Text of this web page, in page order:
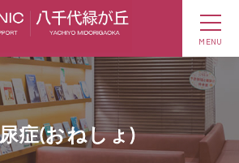
MENU
症(おねしょ)